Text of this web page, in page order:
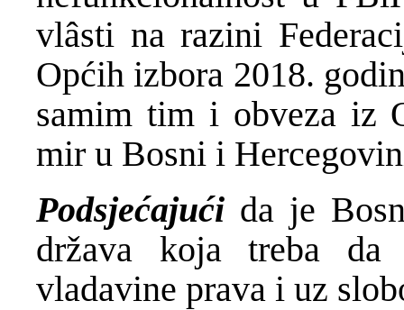
vlâsti na razini
Općih izbora 2018.
samim tim i obveza iz
mir u Bosni i
Podsjećajući da je
država koja treba da
vladavine prava i uz